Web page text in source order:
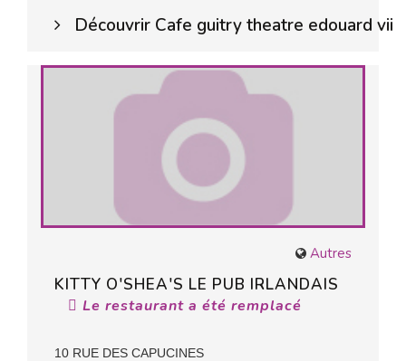
Découvrir Cafe guitry theatre edouard vii
Autres
KITTY O'SHEA'S LE PUB IRLANDAIS
Le restaurant a été remplacé
10 RUE DES CAPUCINES